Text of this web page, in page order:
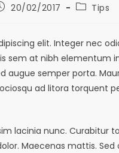
20/02/2017 Tips
elit. Integer nec
sem at nibh elementum
augue semper porta.
ad litora torquent
lacinia nunc. Curabitur
Maecenas mattis.